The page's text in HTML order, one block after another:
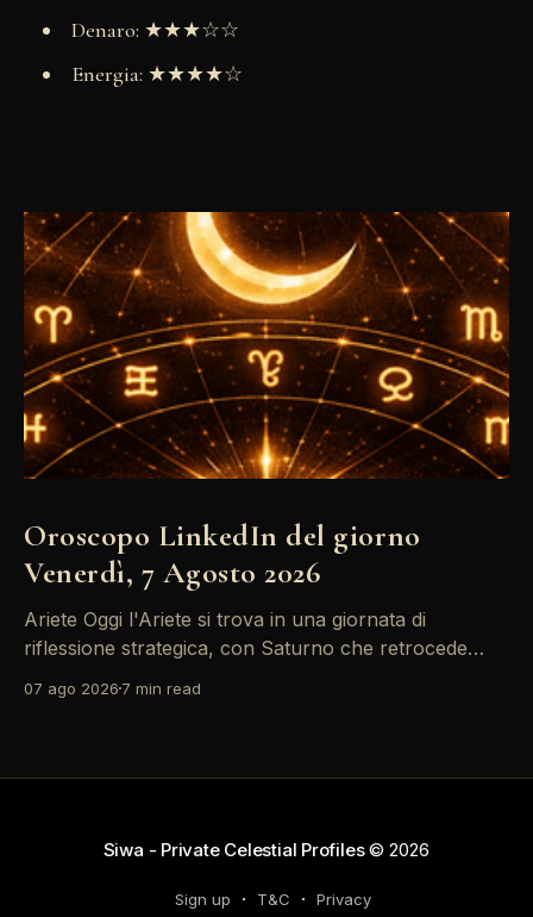
Denaro: ★★★☆☆
Energia: ★★★★☆
Oroscopo LinkedIn del giorno
Venerdì, 7 Agosto 2026
Ariete Oggi l'Ariete si trova in una giornata di
riflessione strategica, con Saturno che retrocede
riconsiderare il tuo personal brand e l'engagement
07 ago 2026 7 min read
Siwa - Private Celestial Profiles© 2026
Sign up T&C Privacy